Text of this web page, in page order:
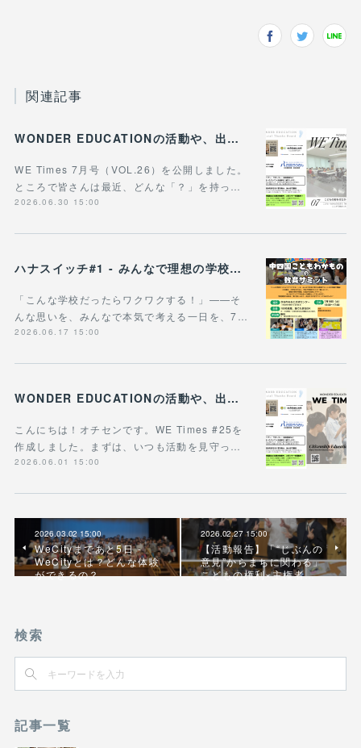
関連記事
WONDER EDUCATIONの活動や、出張講座・講演のご案内をまとめた 『WE Times #26』を公開しました！
WE Times 7月号（VOL.26）を公開しました。
ところで皆さんは最近、どんな「？」を持っ…
2026.06.30 15:00
ハナスイッチ#1 - みんなで理想の学校や学びの未来を考える新企画、スタート！
「こんな学校だったらワクワクする！」——そ
んな思いを、みんなで本気で考える一日を、7…
2026.06.17 15:00
WONDER EDUCATIONの活動や、出張講座・講演のご案内をまとめた 『WE Times #25』を公開しました！
こんにちは！オチセンです。WE Times #25を
作成しました。まずは、いつも活動を見守っ…
2026.06.01 15:00
2026.03.02 15:00
WeCityまであと5日 -
WeCityとは？どんな体験
ができるの？
2026.02.27 15:00
【活動報告】「“じぶんの
意見”からまちに関わる」
こどもの権利×主権者…
検索
記事一覧